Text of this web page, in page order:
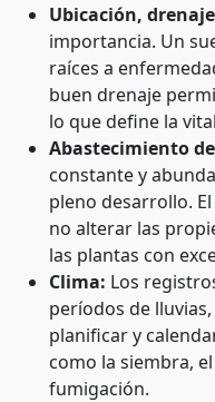
Ubicación,
importancia. Un
raíces a
buen drenaje
lo que define la
Abastecimiento
constante y
pleno desarrollo.
no alterar las
las plantas con
Clima: Los
períodos de
planificar y
como la siembra,
fumigación.